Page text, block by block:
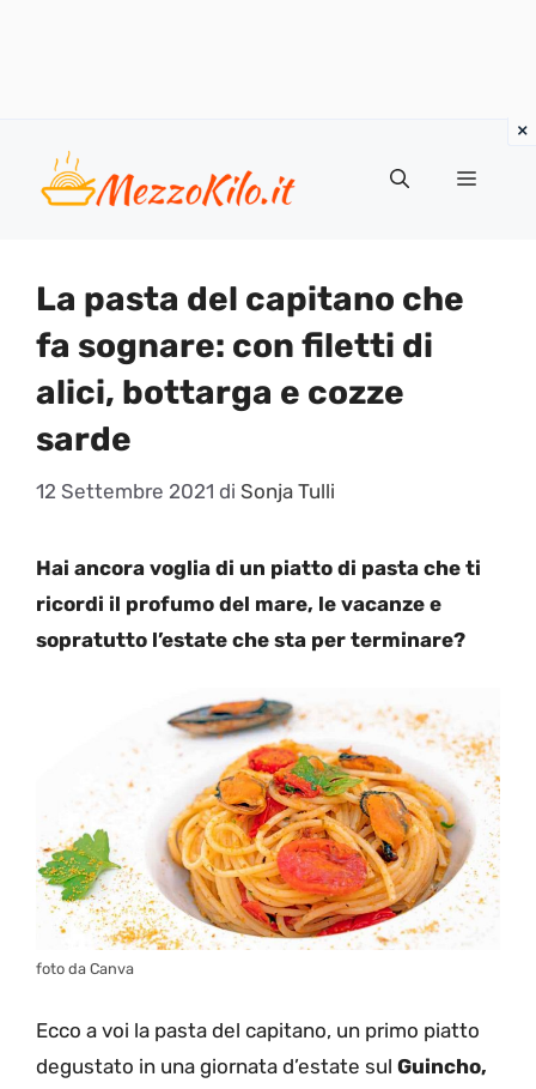
contenuto
Menu
La pasta del capitano che
fa sognare: con filetti di
alici, bottarga e cozze
sarde
12 Settembre 2021 di Sonja Tulli
Hai ancora voglia di un piatto di pasta che ti
ricordi il profumo del mare, le vacanze e
sopratutto l’estate che sta per terminare?
foto da Canva
Ecco a voi la pasta del capitano, un primo piatto
degustato in una giornata d’estate sul Guincho,